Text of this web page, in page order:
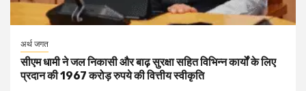
अर्थ जगत
सीएम धामी ने जल निकासी और बाढ़ सुरक्षा सहित विभिन्न कार्यों के लिए
प्रदान की 1967 करोड़ रुपये की वित्तीय स्वीकृति